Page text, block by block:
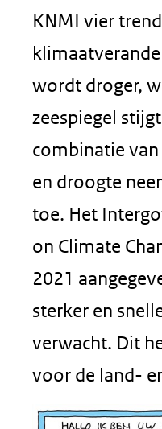
KNMI vier
wordt droger,
zeespiegel
combinatie
en droogte
toe. Het
on Climate
2021
sterker en
verwacht. Dit
voor de land-